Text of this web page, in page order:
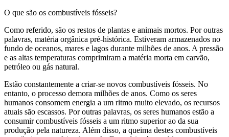
O que são os combustíveis fósseis?
Como referido, são os restos de plantas e animais mortos. Por outras
palavras, matéria orgânica pré-histórica. Estiveram armazenados no
fundo de oceanos, mares e lagos durante milhões de anos. A pressão
e as altas temperaturas comprimiram a matéria morta em carvão,
petróleo ou gás natural.
Estão constantemente a criar-se novos combustíveis fósseis. No
entanto, o processo demora milhões de anos. Como os seres
humanos consomem energia a um ritmo muito elevado, os recursos
atuais são escassos. Por outras palavras, os seres humanos estão a
consumir combustíveis fósseis a um ritmo superior ao da sua
produção pela natureza. Além disso, a queima destes combustíveis